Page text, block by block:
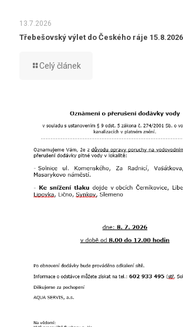
13.7.2026
Třebešovský výlet do Českého ráje 15.8.2026
Celý článek